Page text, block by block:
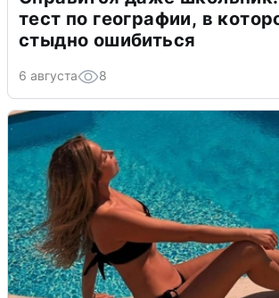
тест по географии, в
стыдно ошибиться
6 августа 8